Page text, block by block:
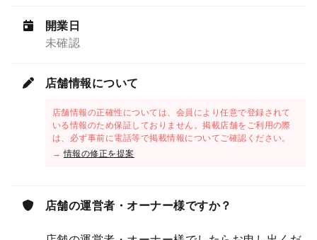
開業日
未確認
店舗情報について
店舗情報の正確性については、会員により任意で登録されて
いる情報のため保証しておりません。掲載店舗をご利用の際
は、必ず事前に電話等で掲載情報についてご確認ください。
→情報の修正を提案
店舗の運営者・オーナー様ですか？